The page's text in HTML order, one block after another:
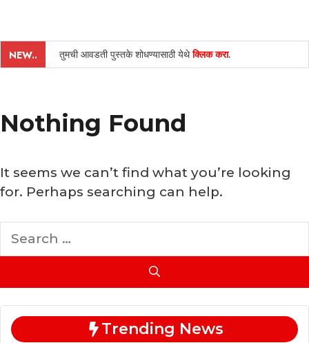
NEW.. तुमची आवडती पुस्तके शोधण्यासाठी येथेक्लिक करा.
Nothing Found
It seems we can’t find what you’re looking
for. Perhaps searching can help.
Trending News